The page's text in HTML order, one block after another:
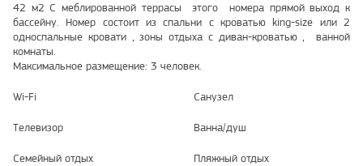
42 м2 С меблированной террасы этого номера прямой выход к
бассейну. Номер состоит из спальни с кроватью king-size или 2
односпальные кровати , зоны отдыха с диван-кроватью , ванной
комнаты.
Максимальное размещение: 3 человек.
Wi-Fi Санузел
Телевизор Ванна/душ
Семейный отдых Пляжный отдых